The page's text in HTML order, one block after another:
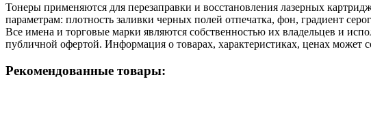
Тонеры применяются для перезаправки и восстановления лазерных
параметрам: плотность заливки черных полей отпечатка, фон, градиент
Все имена и торговые марки являются собственностью их владельцев и
публичной офертой. Информация о товарах, характеристиках, ценах может
Рекомендованные товары: